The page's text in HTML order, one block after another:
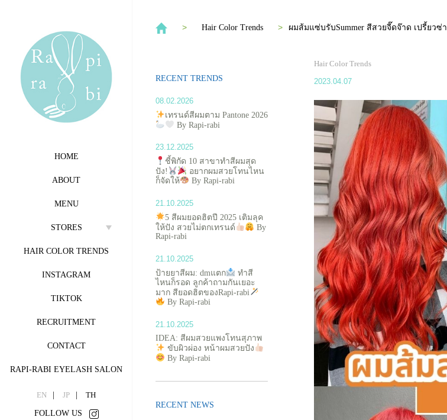
HOME
ABOUT
MENU
STORES
HAIR COLOR TRENDS
INSTAGRAM
TIKTOK
RECRUITMENT
CONTACT
RAPI-RABI EYELASH SALON
EN JP TH
FOLLOW US
Hair Color Trends ผมส้มแซ่บรับSummer สีสวยจี๊ดจ๊าด เปรี้ยวซ่า
RECENT TRENDS
08.02.2026
เทรนด์สีผมตาม Pantone 2026
By Rapi-rabi
23.12.2025
ชี้พิกัด 10 สาขาทำสีผมสุด
ปัง!
อยากผมสวยโทนไหน
ก็จัดให้
By Rapi-rabi
21.10.2025
5 สีผมยอดฮิตปี 2025 เติมลุค
ให้ปัง สวยไม่ตกเทรนด์
By
Rapi-rabi
21.10.2025
ป้ายยาสีผม: dmแตก
ทำสี
ไหนก็รอด ลูกค้าถามกันเยอะ
มาก สียอดฮิตของRapi-rabi
By Rapi-rabi
21.10.2025
IDEA: สีผมสวยแพงโทนสุภาพ
ขับผิวผ่อง หน้าผมสวยปัง
By Rapi-rabi
RECENT NEWS
Hair Color Trends
2023.04.07